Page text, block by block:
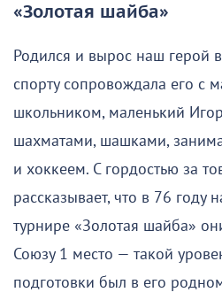
«Золотая шайба»
Родился и вырос наш герой
спорту сопровождала его с
школьником, маленький
шахматами, шашками,
и хоккеем. С гордостью за
рассказывает, что в 76 году
турнире «Золотая шайба»
Союзу 1 место — такой
подготовки был в его